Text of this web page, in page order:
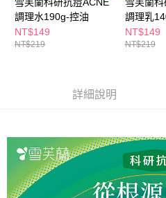
客戶支援中心」https://
【注意事項】
１．透過由恩沛科技股份有限公司提供
https://aftee.tw/terms/#terms3
３．未成年的使用者請事先徵得法定代
４．使用「AFTEE先享後付」時，將依
時審查核予不同之上限額度；若仍有額
請求用戶進行身份認證。
５．嚴禁一人註冊多個帳號或使用他人
恩沛科技股份有限公司將有權停止該用
7-11取貨付款
每筆NT$65，滿NT$490(含以上)免
付款後寶雅門市自取(由倉庫統一出
每筆NT$80，滿NT$290(含以上)免
調理水190g-控油
NT$149
NT$219
調理乳
NT$149
NT$219
詳細說明